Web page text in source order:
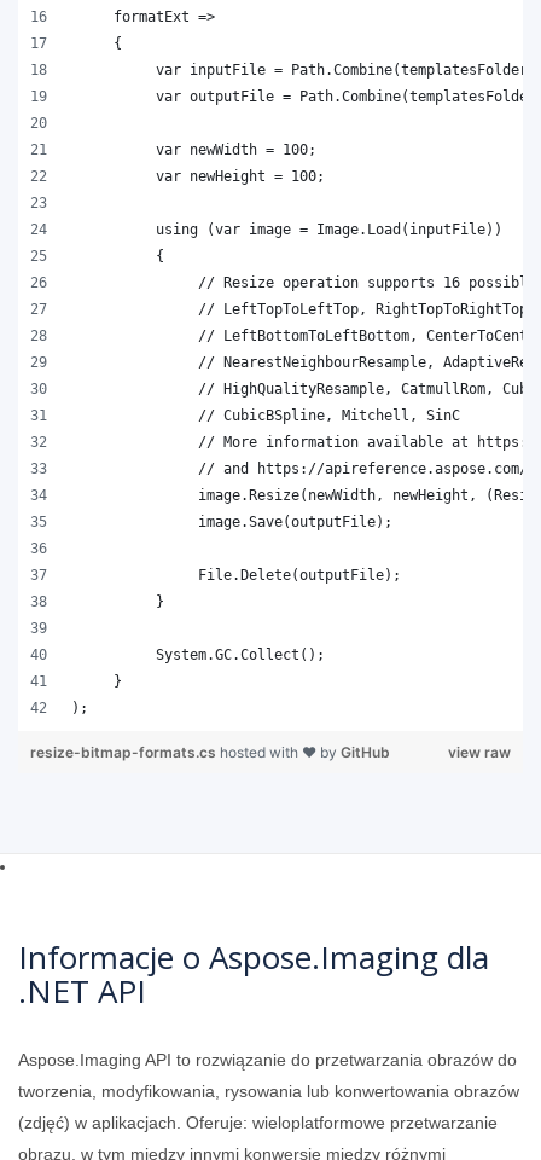
);
view raw
resize-bitmap-formats.cs hosted with ❤ by GitHub
Informacje o Aspose.Imaging dla
.NET API
Aspose.Imaging API to rozwiązanie do przetwarzania obrazów do
tworzenia, modyfikowania, rysowania lub konwertowania obrazów
(zdjęć) w aplikacjach. Oferuje: wieloplatformowe przetwarzanie
obrazu, w tym między innymi konwersje między różnymi